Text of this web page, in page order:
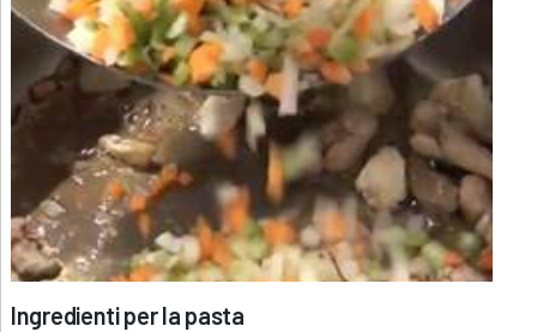
Ingredienti per la pasta